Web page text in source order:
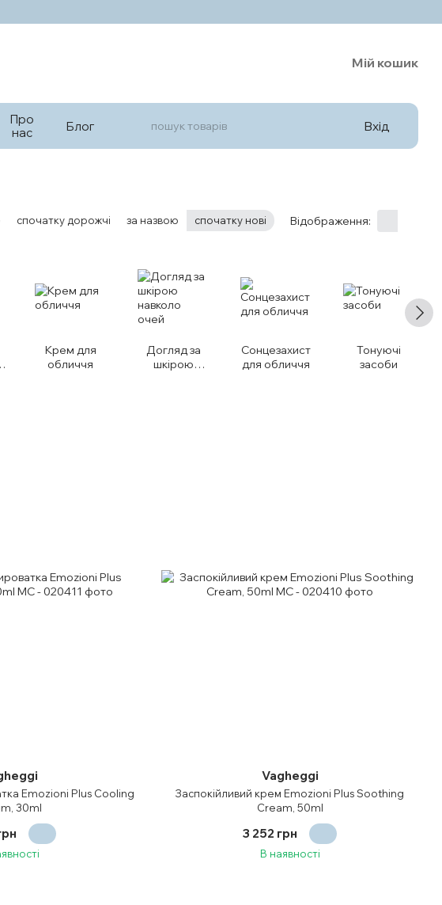
Мій кошик
Про
нас
Блог Вхід
спочатку дорожчі за назвою спочатку нові Відображення:
Крем для
обличчя
Догляд за
шкірою
Сонцезахист
для обличчя
Тонуючі
засоби
Emozioni Plus Cooling
30ml
Vagheggi
Заспокійливий крем Emozioni Plus Soothing
Cream, 50ml
3 252 грн
В наявності